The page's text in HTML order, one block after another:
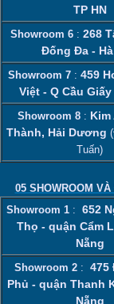
TP HN
Showroom 6 : 268
Đống Đa -
Showroom 7 : 459
Việt - Q Cầu Giấy
Showroom 8 : Kim
Thành, Hải Dương
Tuấn)
05 SHOWROOM
Showroom 1 : 652
Thọ - quận Cẩm
Nẵng
Showroom 2 : 475
Phủ - quận Thanh
Nẵng